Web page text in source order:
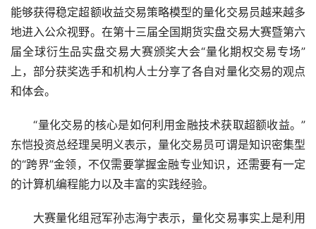
能够获得稳定超额收益交易策略模型的量化交易员越来越多
地进入公众视野。在第十三届全国期货实盘交易大赛暨第六
届全球衍生品实盘交易大赛颁奖大会“量化期权交易专场”
上，部分获奖选手和机构人士分享了各自对量化交易的观点
和体会。
“量化交易的核心是如何利用金融技术获取超额收益。”
东恺投资总经理吴明义表示，量化交易员可谓是知识密集型
的“跨界”金领，不仅需要掌握金融专业知识，还需要有一定
的计算机编程能力以及丰富的实践经验。
大赛量化组冠军孙志海宁表示，量化交易事实上是利用